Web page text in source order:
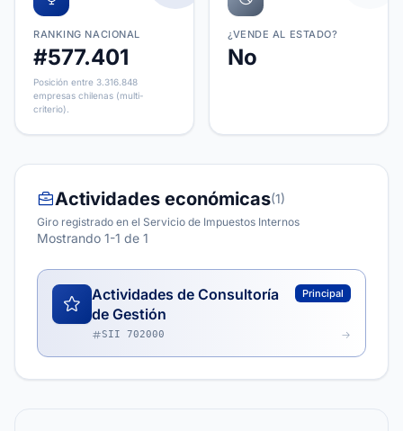
RANKING NACIONAL
#577.401
Posición entre 3.316.848
empresas chilenas (multi-
criterio).
¿VENDE AL ESTADO?
No
Actividades económicas(1)
Giro registrado en el Servicio de Impuestos Internos
Mostrando 1-1 de 1
Actividades de Consultoría
de Gestión
Principal
SII 702000